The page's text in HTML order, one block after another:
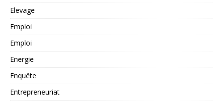
Elevage
Emploi
Emploi
Energie
Enquête
Entrepreneuriat